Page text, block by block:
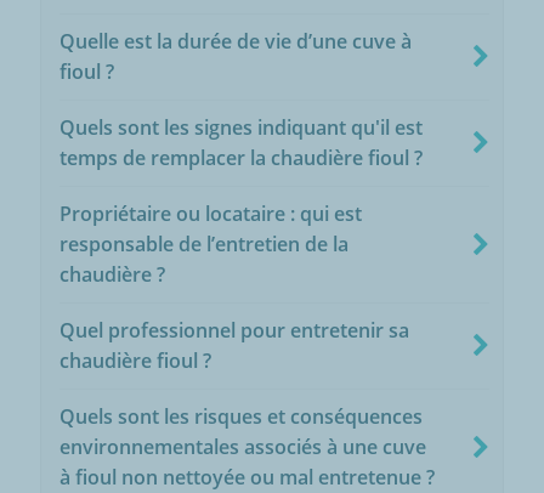
Quelle est la durée de vie d’une cuve à
fioul ?
Quels sont les signes indiquant qu'il est
temps de remplacer la chaudière fioul ?
Propriétaire ou locataire : qui est
responsable de l’entretien de la
chaudière ?
Quel professionnel pour entretenir sa
chaudière fioul ?
Quels sont les risques et conséquences
environnementales associés à une cuve
à fioul non nettoyée ou mal entretenue ?